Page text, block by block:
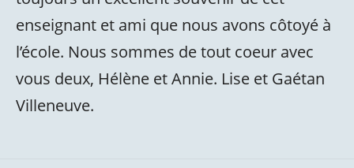
enseignant et ami que nous avons côtoyé à
l’école. Nous sommes de tout coeur avec
vous deux, Hélène et Annie. Lise et Gaétan
Villeneuve.